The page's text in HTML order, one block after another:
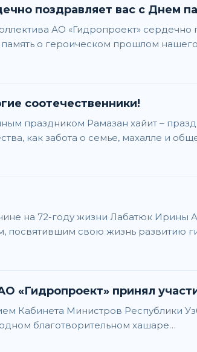
поздравляет вас с Днем
АО «Гидропроект»
о героическом прошлом
соотечественники!
праздником Рамазан хайит –
как забота о семье, махалле и
на 72-году жизни Лабатюк Ирины
свою жизнь развитию
«Гидропроект» принял
Кабинета Министров Республики
благотворительном хашаре…